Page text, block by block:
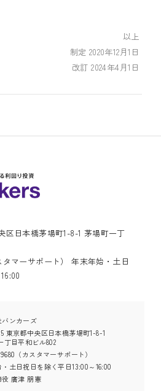
以上
制定 2020年12月1日
改訂 2024年4月1日
区日本橋茅場町1-8-1 茅場町一丁
タマーサポート） 年末年始・土日
バンカーズ
東京都中央区日本橋茅場町1-8-1
丁目平和ビル802
（カスタマーサポート）
土日祝日を除く平日13:00～16:00
役 廣津 朋憲